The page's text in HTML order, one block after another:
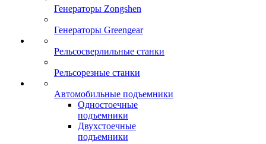
Генераторы Zongshen
Генераторы Greengear
Рельсосверлильные станки
Рельсорезные станки
Автомобильные подъемники
Одностоечные
подъемники
Двухстоечные
подъемники